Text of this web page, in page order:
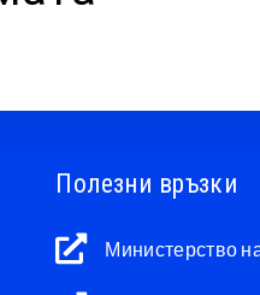
Полезни връзки
Министерство